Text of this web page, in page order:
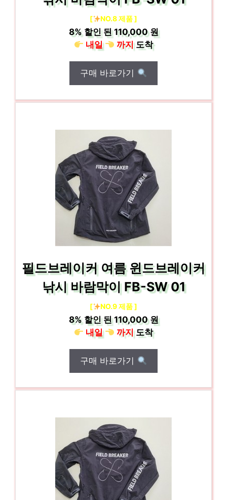
[ NO.8 제품 ]
8%할인 된110,000 원
내일
까지도착
구매 바로가기
필드브레이커 여름 윈드브레이커
낚시 바람막이 FB-SW 01
[ NO.9 제품 ]
8%할인 된110,000 원
내일
까지도착
구매 바로가기